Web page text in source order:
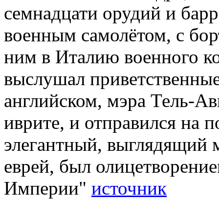
семнадцати орудий и
военным самолётом, с
ним в Италию военного
выслушал
английском, мэра Тель-
иврите, и отправился на
элегантный, выглядящий
еврей, был
Империи" источник